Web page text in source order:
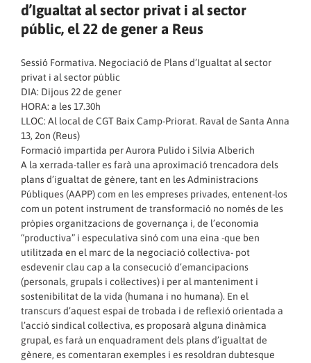
d’Igualtat al sector privat i al sector
públic, el 22 de gener a Reus
Sessió Formativa. Negociació de Plans d’Igualtat al sector
privat i al sector públic
DIA: Dijous 22 de gener
HORA: a les 17.30h
LLOC: Al local de CGT Baix Camp-Priorat. Raval de Santa Anna
13, 2on (Reus)
Formació impartida per Aurora Pulido i Sílvia Alberich
A la xerrada-taller es farà una aproximació trencadora dels
plans d’igualtat de gènere, tant en les Administracions
Públiques (AAPP) com en les empreses privades, entenent-los
com un potent instrument de transformació no només de les
pròpies organitzacions de governança i, de l’economia
“productiva” i especulativa sinó com una eina -que ben
utilitzada en el marc de la negociació col·lectiva- pot
esdevenir clau cap a la consecució d’emancipacions
(personals, grupals i col·lectives) i per al manteniment i
sostenibilitat de la vida (humana i no humana). En el
transcurs d’aquest espai de trobada i de reflexió orientada a
l’acció sindical col·lectiva, es proposarà alguna dinàmica
grupal, es farà un enquadrament dels plans d’igualtat de
gènere, es comentaran exemples i es resoldran dubtesque